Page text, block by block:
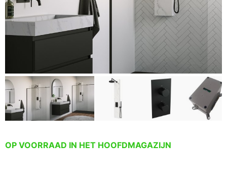
OP VOORRAAD IN HET HOOFDMAGAZIJN